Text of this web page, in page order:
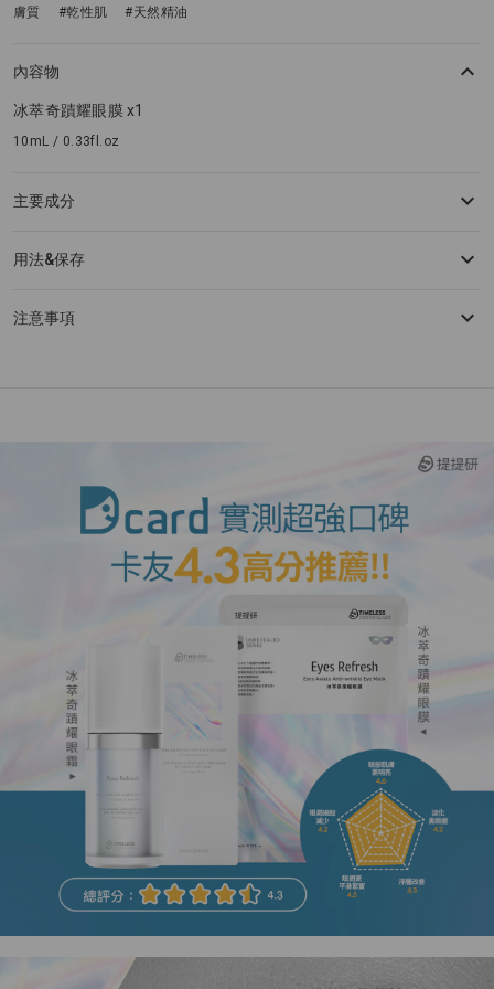
膚質
#乾性肌 #天然精油
內容物
冰萃奇蹟耀眼膜 x1
10mL / 0.33fl.oz
主要成分
用法&保存
注意事項